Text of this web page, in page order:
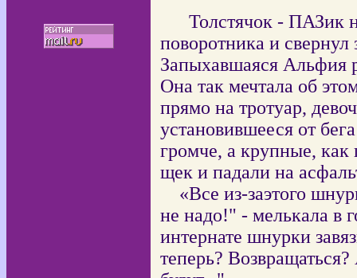
Толстячок - ПАЗик
поворотника и
Запыхавшаяся Альфия
Она так мечтала об
прямо на тротуар,
установившееся от
громче, а крупные,
щек и падали на
«Все из-заэтого
не надо!" - мелькала в
интернате шнурки
теперь?